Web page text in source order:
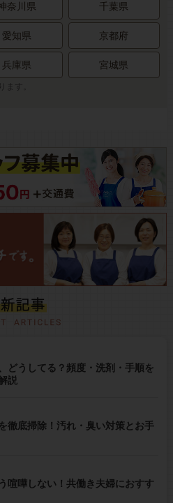
奈川県 千葉県
愛知県 京都府
兵庫県 宮城県
ます。
どうしてる？頻度・洗剤・手順を
説
徹底掃除！汚れ・臭い対策とお手
喧嘩しない！共働き夫婦におすす